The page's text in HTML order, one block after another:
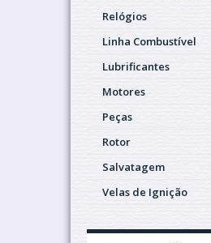
Relógios
Linha Combustível
Lubrificantes
Motores
Peças
Rotor
Salvatagem
Velas de Ignição